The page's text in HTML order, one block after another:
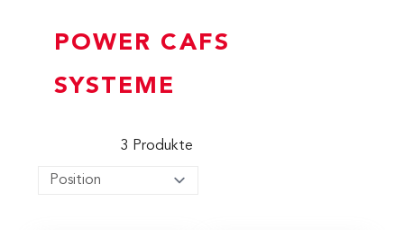
POWER CAFS
SYSTEME
3 Produkte